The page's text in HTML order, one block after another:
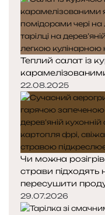
Теплий салат із
22.08.2025
Чи можна
страви
пересушити
29.07.2026